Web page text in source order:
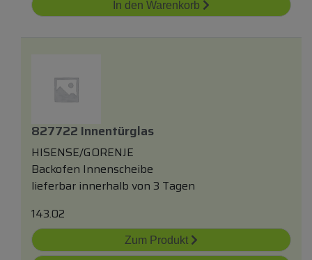
In den Warenkorb
827722 Innentürglas
HISENSE/GORENJE
Backofen Innenscheibe
lieferbar innerhalb von 3 Tagen
143.02
Zum Produkt